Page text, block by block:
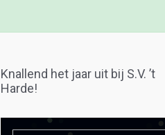
Knallend het jaar uit bij S.V. ’t
Harde!